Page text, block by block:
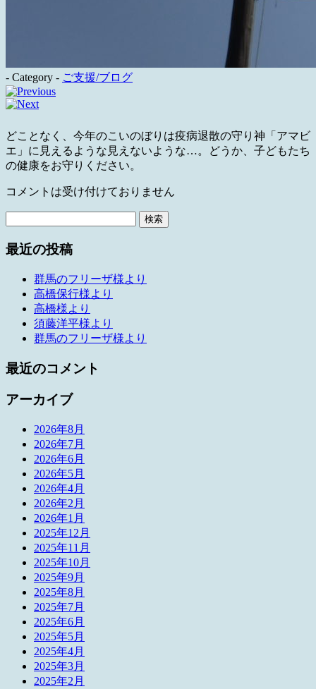
- Category - ご支援/ブログ
どことなく、今年のこいのぼりは疫病退散の守り神「アマビ
エ」に見えるような見えないような…。どうか、子どもたち
の健康をお守りください。
コメントは受け付けておりません
最近の投稿
群馬のフリーザ様より
高橋保行様より
高橋様より
須藤洋平様より
群馬のフリーザ様より
最近のコメント
アーカイブ
2026年8月
2026年7月
2026年6月
2026年5月
2026年4月
2026年2月
2026年1月
2025年12月
2025年11月
2025年10月
2025年9月
2025年8月
2025年7月
2025年6月
2025年5月
2025年4月
2025年3月
2025年2月